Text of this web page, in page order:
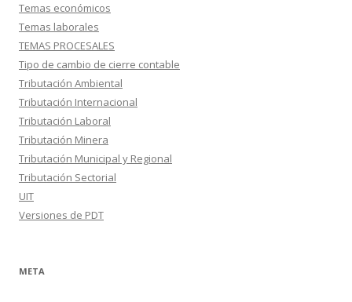
Temas económicos
Temas laborales
TEMAS PROCESALES
Tipo de cambio de cierre contable
Tributación Ambiental
Tributación Internacional
Tributación Laboral
Tributación Minera
Tributación Municipal y Regional
Tributación Sectorial
UIT
Versiones de PDT
META